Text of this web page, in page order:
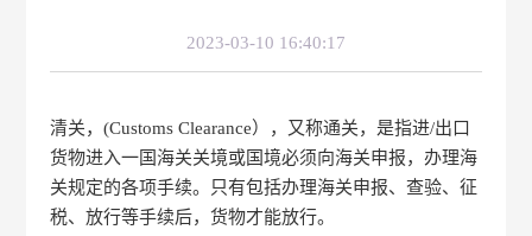
2023-03-10 16:40:17
清关，(Customs Clearance），又称通关，是指进/出口
货物进入一国海关关境或国境必须向海关申报，办理海
关规定的各项手续。只有包括办理海关申报、查验、征
税、放行等手续后，货物才能放行。